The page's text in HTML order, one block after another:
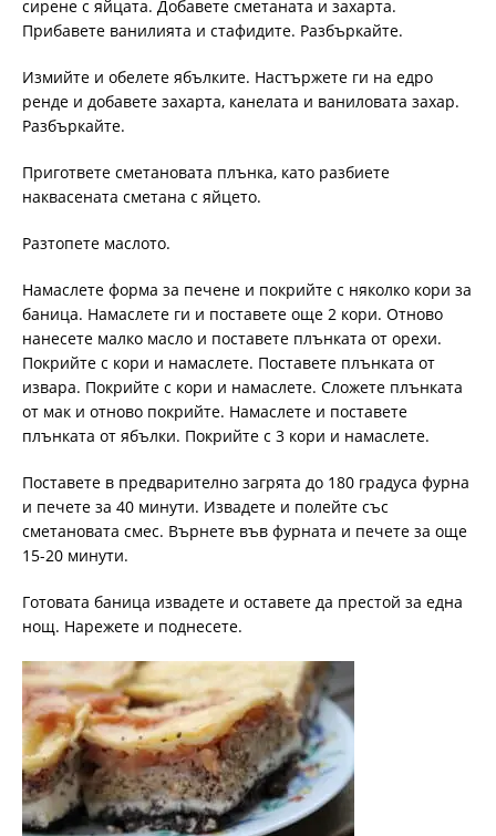
сирене с яйцата. Добавете сметаната и захарта.
Прибавете ванилията и стафидите. Разбъркайте.
Измийте и обелете ябълките. Настържете ги на едро
ренде и добавете захарта, канелата и ваниловата захар.
Разбъркайте.
Пригответе сметановата плънка, като разбиете
наквасената сметана с яйцето.
Разтопете маслото.
Намаслете форма за печене и покрийте с няколко кори за
баница. Намаслете ги и поставете още 2 кори. Отново
нанесете малко масло и поставете плънката от орехи.
Покрийте с кори и намаслете. Поставете плънката от
извара. Покрийте с кори и намаслете. Сложете плънката
от мак и отново покрийте. Намаслете и поставете
плънката от ябълки. Покрийте с 3 кори и намаслете.
Поставете в предварително загрята до 180 градуса фурна
и печете за 40 минути. Извадете и полейте със
сметановата смес. Върнете във фурната и печете за още
15-20 минути.
Готовата баница извадете и оставете да престой за една
нощ. Нарежете и поднесете.